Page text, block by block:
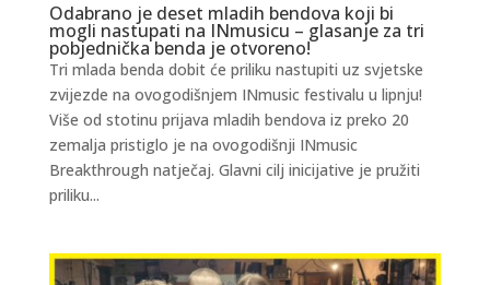
Odabrano je deset mladih bendova koji bi
mogli nastupati na INmusicu – glasanje za tri
pobjednička benda je otvoreno!
Tri mlada benda dobit će priliku nastupiti uz svjetske
zvijezde na ovogodišnjem INmusic festivalu u lipnju!
Više od stotinu prijava mladih bendova iz preko 20
zemalja pristiglo je na ovogodišnji INmusic
Breakthrough natječaj. Glavni cilj inicijative je pružiti
priliku...